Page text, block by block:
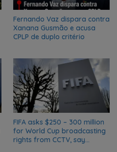
Fernando Vaz dispara contra
Xanana Gusmão e acusa
CPLP de duplo critério
FIFA asks $250 – 300 million
for World Cup broadcasting
rights from CCTV, say